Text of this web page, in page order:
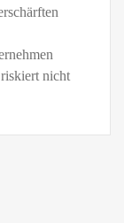
nicht